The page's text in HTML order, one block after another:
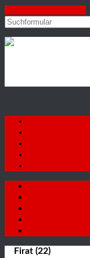
Autohaus
Firat (22)